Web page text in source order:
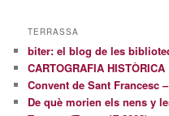
TERRASSA
biter: el blog de les
CARTOGRAFIA HISTÒRICA
Convent de Sant Francesc
De què morien els nens y